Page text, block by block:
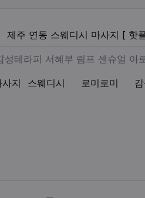
지 [ 핫플 ]
제주 연동 스웨디시 마사지 [ 핫
웨디시 로미
테라피 서혜부 림프 센슈얼 아
지 스웨디시 로미로미